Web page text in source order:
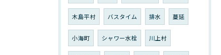
木島平村 バスタイム 排水 蔓延
小海町 シャワー水栓 川上村